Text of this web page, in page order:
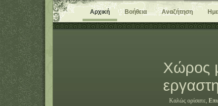
Αρχική Βοήθεια Αναζήτηση
Χώρος
Καλώς ορίσατε,